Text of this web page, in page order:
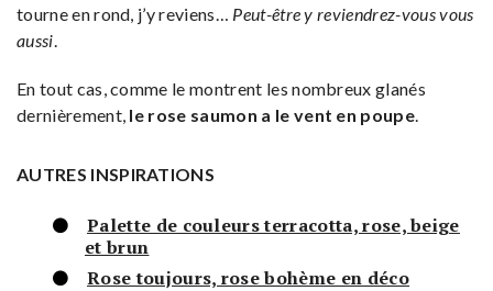
tourne en rond, j’y reviens… Peut-être y reviendrez-vous vous
aussi
En tout cas, comme le montrent les nombreux glanés
dernièrement, le rose saumon a le vent en poupe
AUTRES INSPIRATIONS
Palette de couleurs terracotta, rose, beige
et brun
Rose toujours, rose bohème en déco